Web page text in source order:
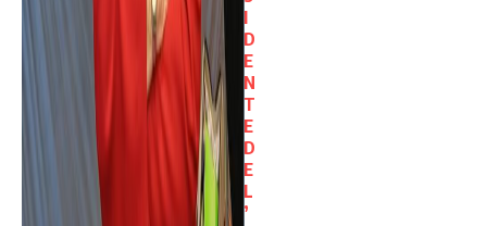
I
D
E
N
T
E
D
E
L
’